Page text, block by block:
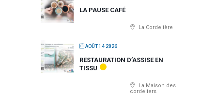
LA PAUSE CAFÉ
La Cordelière
AOÛT 14 2026
RESTAURATION D’ASSISE EN
TISSU
La Maison des
cordeliers